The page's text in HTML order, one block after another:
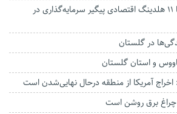
استاندار: بابک زنجانی با ۱۱ هلدینگ اقتصادی پیگیر سرمایه‌گذاری در
و استان گلستان
آمریکا از منطقه درحال نهایی‌شدن است
برق روشن است